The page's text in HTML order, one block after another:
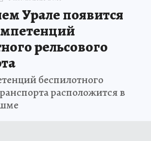
Урале появится
рельсового
беспилотного
расположится в